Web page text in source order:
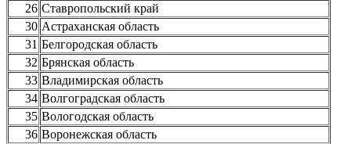
26 Ставропольский край
30 Астраханская область
31 Белгородская область
32 Брянская область
33 Владимирская область
34 Волгоградская область
35 Вологодская область
36 Воронежская область